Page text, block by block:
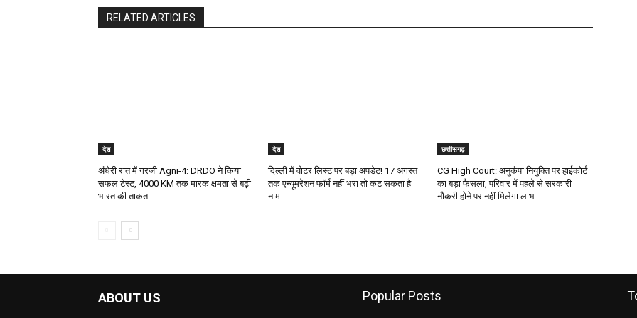
RELATED ARTICLES
देश
अंधेरी रात में गरजी Agni-4: DRDO ने किया
सफल टेस्ट, 4000 KM तक मारक क्षमता से बढ़ी
भारत की ताकत
देश
दिल्ली में वोटर लिस्ट पर बड़ा अपडेट! 17 अगस्त
तक एन्यूमरेशन फॉर्म नहीं भरा तो कट सकता है
नाम
छत्तीसगढ़
CG High Court: अनुकंपा नियुक्ति पर हाईकोर्ट
का बड़ा फैसला, परिवार में पहले से सरकारी
नौकरी होने पर नहीं मिलेगा लाभ
ABOUT US Popular Posts